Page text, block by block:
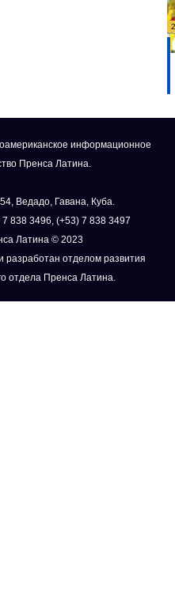
информационное
Пренса Латина.
Ведадо, Гавана, Куба.
838 3496, (+53) 7 838 3497
Латина © 2023
разработан отделом развития
отдела Пренса Латина.